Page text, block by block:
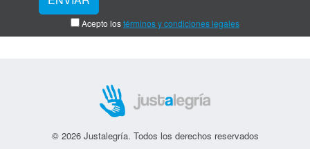
Acepto lostérminos y condiciones legales
© 2026 Justalegría. Todos los derechos reservados